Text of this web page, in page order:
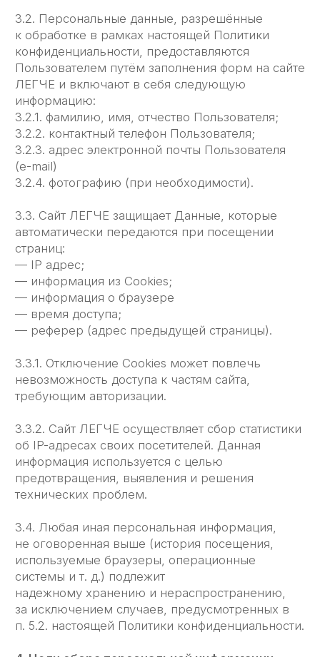
ЛЕГЧЕ, обработки
запросов и заявок от Пользователя.
4.1.4. Определения места нахождения
Пользователя для обеспечения безопасности,
предотвращения мошенничества.
4.1.5. Подтверждения достоверности и полноты
персональных данных, предоставленных
Пользователем.
4.1.6. Создания учётной записи для
использования частей ̆ сайта ЛЕГЧЕ, если
Пользователь дал согласие на создание учётной
записи.
почте.
4.1.8. Предоставления Пользователю
эффективной технической поддержки при
возникновении проблем, связанных
с использованием сайта ЛЕГЧЕ.
4.1.9. Предоставления Пользователю с его
согласия специальных предложении, новостной
рассылки и иных сведении ̆ от имени сайта
ЛЕГЧЕ.
5. Способы и сроки обработки персональной
информации
5.1. Обработка персональных данных
Пользователя осуществляется без ограничения
в информационных системах персональных
данных с использованием средств
автоматизации или без использования таких
средств.
5.2. Персональные данные Пользователя могут
быть переданы уполномоченным органам
только по основаниям и в порядке,
установленным законодательством Российской
Федерации.
5.3. При утрате или разглашении персональных
данных Администрация вправе
не информировать Пользователя об утрате или
5.4. Администрация принимает необходимые